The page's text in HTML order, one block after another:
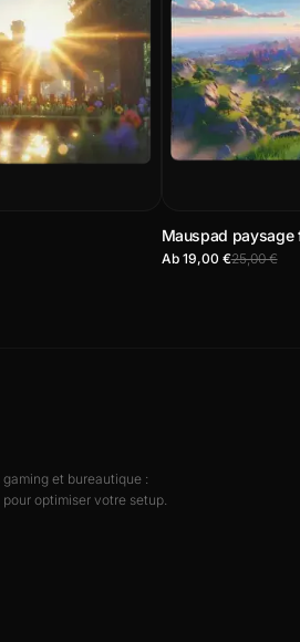
Mauspad paysage
Ab 19,00 €25,00 €
et bureautique :
optimiser votre setup.